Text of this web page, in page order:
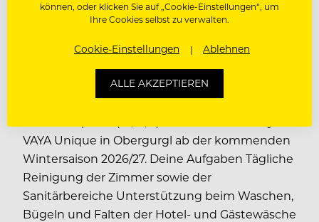
VAYA Group
Engagiert anpacken. Teamgeist leben.
Wohlfühlmomente gestalten - werde
VAYA Unique in Obergurgl ab der kommenden
Wintersaison 2026/27. Deine Aufgaben Tägliche
Reinigung der Zimmer sowie der
Sanitärbereiche Unterstützung beim Waschen,
Bügeln und Falten der Hotel- und Gästewäsche
können, oder klicken Sie auf „Cookie-Einstellungen“, um
Ihre Cookies selbst zu verwalten.
Cookie-Einstellungen Ablehnen
ALLE AKZEPTIEREN